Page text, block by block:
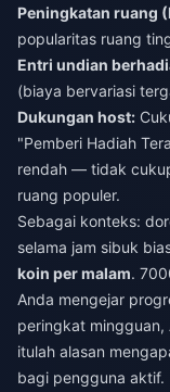
Peningkatan ruang
popularitas ruang
Entri undian
(biaya bervariasi
Dukungan host:
"Pemberi Hadiah
rendah — tidak
ruang populer.
Sebagai konteks:
selama jam sibuk
koin per malam.
Anda mengejar
peringkat
itulah alasan
bagi pengguna aktif.